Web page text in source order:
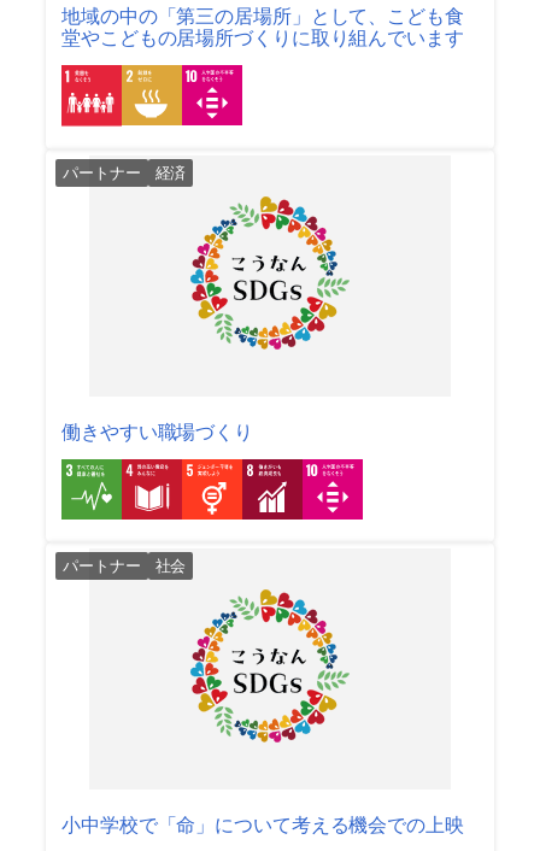
地域の中の「第三の居場所」として、こども食
堂やこどもの居場所づくりに取り組んでいます
パートナー 経済
働きやすい職場づくり
パートナー 社会
小中学校で「命」について考える機会での上映